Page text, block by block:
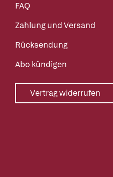
FAQ
Zahlung und Versand
Rücksendung
Abo kündigen
Vertrag widerrufen